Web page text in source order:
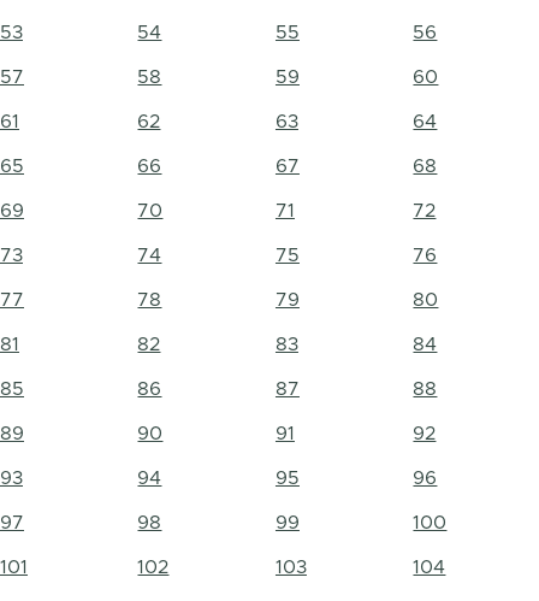
53 54 55 56
57 58 59 60
61 62 63 64
65 66 67 68
69 70 71 72
73 74 75 76
77 78 79 80
81 82 83 84
85 86 87 88
89 90 91 92
93 94 95 96
97 98 99 100
101 102 103 104